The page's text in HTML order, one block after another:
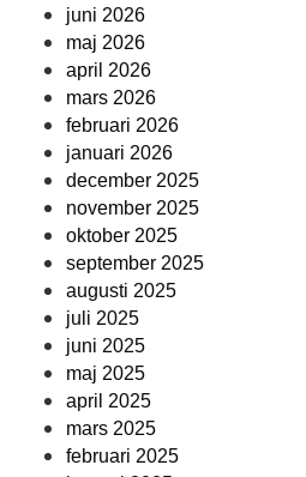
juni 2026
maj 2026
april 2026
mars 2026
februari 2026
januari 2026
december 2025
november 2025
oktober 2025
september 2025
augusti 2025
juli 2025
juni 2025
maj 2025
april 2025
mars 2025
februari 2025